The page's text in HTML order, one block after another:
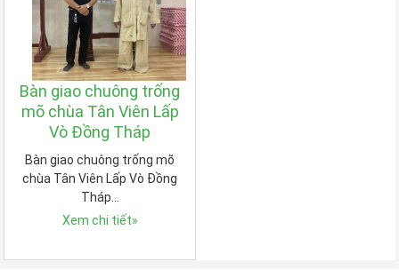
Bàn giao chuông trống
mõ chùa Tân Viên Lấp
Vò Đồng Tháp
Bàn giao chuông trống mõ
chùa Tân Viên Lấp Vò Đồng
Tháp…
Xem chi tiết»